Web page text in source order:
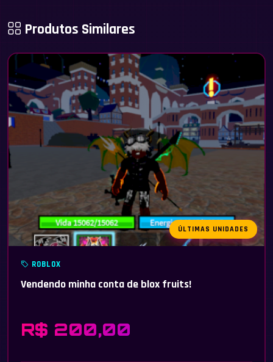
Produtos Similares
ÚLTIMAS UNIDADES
ROBLOX
Vendendo minha conta de blox fruits!
R$ 200,00